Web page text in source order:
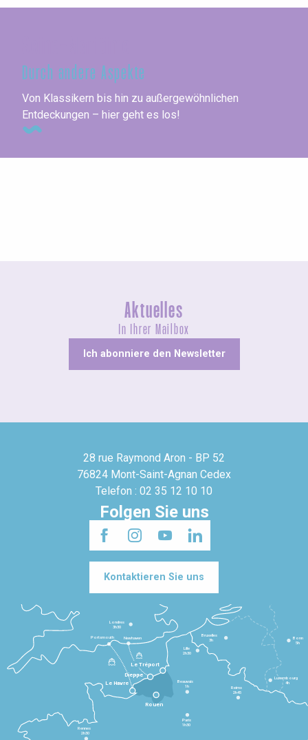
Durch andere Aspekte
Von Klassikern bis hin zu außergewöhnlichen
Entdeckungen – hier geht es los!
Aktuelles
In Ihrer Mailbox
Ich abonniere den Newsletter
28 rue Raymond Aron - BP 52
76824 Mont-Saint-Agnan Cedex
Telefon : 02 35 12 10 10
Folgen Sie uns
Kontaktieren Sie uns
Le Havre
Dieppe
Le Tréport
Rennes
2h30
Paris
1h30
Beauvais
1h
Reims
2h45
Lille
2h30
Bruxelles
3h
Londres
3h30
Newhaven
Portsmouth
Bonn
5h
Luxembourg
4h
Rouen